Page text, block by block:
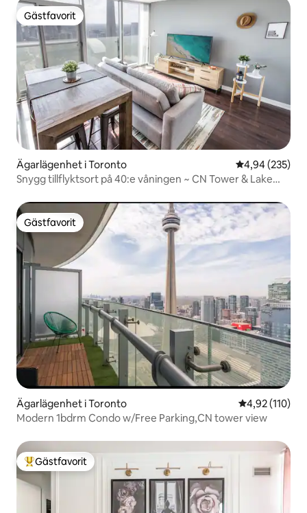
Gästfavorit
Gästfavorit
Ägarlägenhet i Toronto 4,94 av 5 i
4,94 (235)
Snygg tillflyktsort på 40:e våningen ~ CN Tower & Lake
Gästfavorit
Gästfavorit
Ägarlägenhet i Toronto 4,92 av 5 i
4,92 (110)
Modern 1bdrm Condo w/Free Parking,CN tower view
Populär gästfavorit
Gästfavorit